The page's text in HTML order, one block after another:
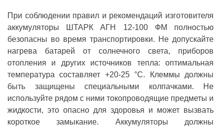
При соблюдении правил и рекомендаций изготовителя
аккумуляторы ШТАРК АГН 12-100 ФМ полностью
безопасны во время транспортировки. Не допускайте
нагрева батарей от солнечного света, приборов
отопления и других источников тепла: оптимальная
температура составляет +20-25 °C. Клеммы должны
быть защищены специальными колпачками. Не
используйте рядом с ними токопроводящие предметы и
жидкости, это опасно для здоровья и может вызвать
короткое замыкание. Аккумуляторы должны